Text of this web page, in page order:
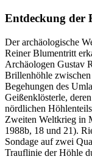
Entdeckung der
Der archäologische
Reiner Blumentritt
Archäologen Gustav
Brillenhöhle
Begehungen des
Geißenklösterle,
nördlichen
Zweiten Weltkrieg in
1988b, 18 und 21).
Sondage auf zwei
Trauflinie der Höhle